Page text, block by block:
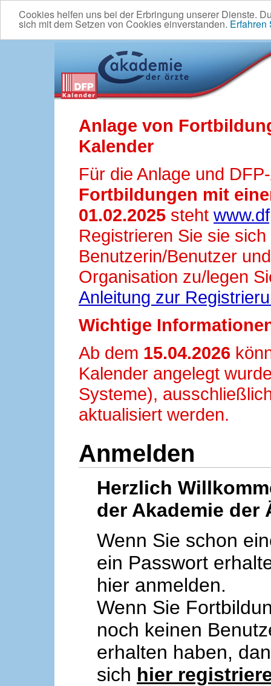
Cookies helfen uns bei der Erbringung unserer Dienste.
sich mit dem Setzen von Cookies einverstanden. Erfahren
Anlage von
Kalender
Für die Anlage und
Fortbildungen mit
01.02.2025 steht
Registrieren Sie sie
Benutzerin/Benutzer
Organisation zu/legen
Anleitung zur
Wichtige
Ab dem 15.04.2026
Kalender angelegt
Systeme),
aktualisiert werden.
Anmelden
Herzlich
der Akademie der
Wenn Sie schon
ein Passwort
hier anmelden.
Wenn Sie
noch keinen
erhalten haben,
sich hier